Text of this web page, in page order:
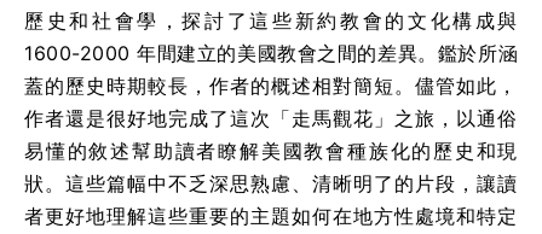
歷史和社會學，探討了這些新約教會的文化構成與
1600-2000 年間建立的美國教會之間的差異。鑑於所涵
蓋的歷史時期較長，作者的概述相對簡短。儘管如此，
作者還是很好地完成了這次「走馬觀花」之旅，以通俗
易懂的敘述幫助讀者瞭解美國教會種族化的歷史和現
狀。這些篇幅中不乏深思熟慮、清晰明了的片段，讓讀
者更好地理解這些重要的主題如何在地方性處境和特定